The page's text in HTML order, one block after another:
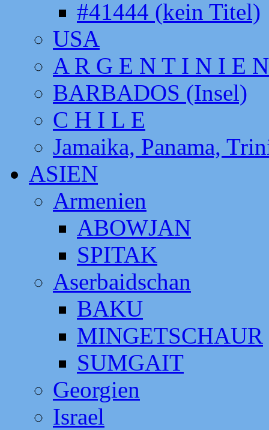
#41444 (kein Titel)
USA
A R G E N T I N I E N
BARBADOS (Insel)
C H I L E
Jamaika, Panama,
ASIEN
Armenien
ABOWJAN
SPITAK
Aserbaidschan
BAKU
MINGETSCHAUR
SUMGAIT
Georgien
Israel